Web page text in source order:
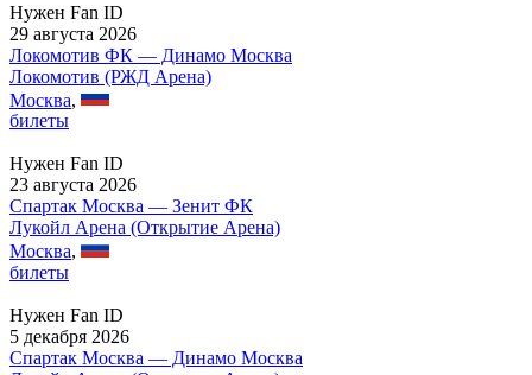
Нужен Fan ID
29 августа 2026
Локомотив ФК — Динамо Москва
Локомотив (РЖД Арена)
Москва,
билеты
Нужен Fan ID
23 августа 2026
Спартак Москва — Зенит ФК
Лукойл Арена (Открытие Арена)
Москва,
билеты
Нужен Fan ID
5 декабря 2026
Спартак Москва — Динамо Москва